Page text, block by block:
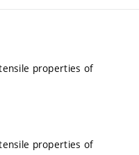
properties of
properties of